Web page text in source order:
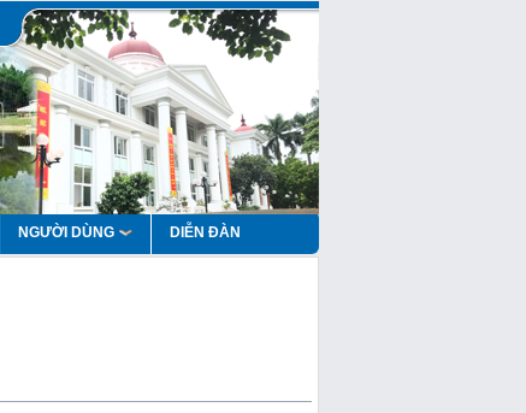
NGƯỜI DÙNG DIỄN ĐÀN